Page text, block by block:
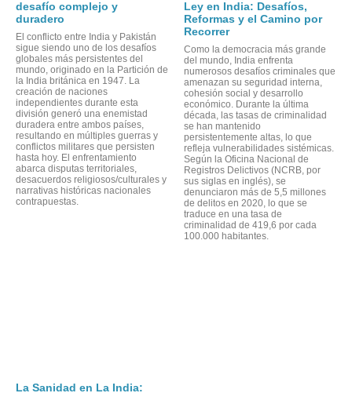
desafío complejo y
duradero
El conflicto entre India y Pakistán
sigue siendo uno de los desafíos
globales más persistentes del
mundo, originado en la Partición de
la India británica en 1947. La
creación de naciones
independientes durante esta
división generó una enemistad
duradera entre ambos países,
resultando en múltiples guerras y
conflictos militares que persisten
hasta hoy. El enfrentamiento
abarca disputas territoriales,
desacuerdos religiosos/culturales y
narrativas históricas nacionales
contrapuestas.
Ley en India: Desafíos,
Reformas y el Camino por
Recorrer
Como la democracia más grande
del mundo, India enfrenta
numerosos desafíos criminales que
amenazan su seguridad interna,
cohesión social y desarrollo
económico. Durante la última
década, las tasas de criminalidad
se han mantenido
persistentemente altas, lo que
refleja vulnerabilidades sistémicas.
Según la Oficina Nacional de
Registros Delictivos (NCRB, por
sus siglas en inglés), se
denunciaron más de 5,5 millones
de delitos en 2020, lo que se
traduce en una tasa de
criminalidad de 419,6 por cada
100.000 habitantes.
La Sanidad en La India: